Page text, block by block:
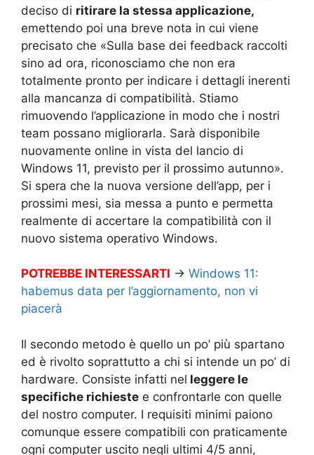
deciso di ritirare la stessa applicazione,
emettendo poi una breve nota in cui viene
precisato che «Sulla base dei feedback raccolti
sino ad ora, riconosciamo che non era
totalmente pronto per indicare i dettagli inerenti
alla mancanza di compatibilità. Stiamo
rimuovendo l’applicazione in modo che i nostri
team possano migliorarla. Sarà disponibile
nuovamente online in vista del lancio di
Windows 11, previsto per il prossimo autunno».
Si spera che la nuova versione dell’app, per i
prossimi mesi, sia messa a punto e permetta
realmente di accertare la compatibilità con il
nuovo sistema operativo Windows.
POTREBBE INTERESSARTI → Windows 11:
habemus data per l’aggiornamento, non vi
piacerà
Il secondo metodo è quello un po’ più spartano
ed è rivolto soprattutto a chi si intende un po’ di
hardware. Consiste infatti nel leggere le
specifiche richieste e confrontarle con quelle
del nostro computer. I requisiti minimi paiono
comunque essere compatibili con praticamente
ogni computer uscito negli ultimi 4/5 anni,